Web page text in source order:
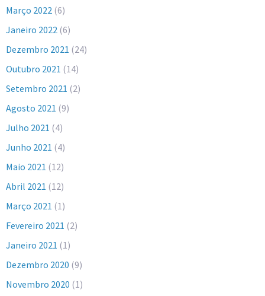
Março 2022 (6)
Janeiro 2022 (6)
Dezembro 2021 (24)
Outubro 2021 (14)
Setembro 2021 (2)
Agosto 2021 (9)
Julho 2021 (4)
Junho 2021 (4)
Maio 2021 (12)
Abril 2021 (12)
Março 2021 (1)
Fevereiro 2021 (2)
Janeiro 2021 (1)
Dezembro 2020 (9)
Novembro 2020 (1)